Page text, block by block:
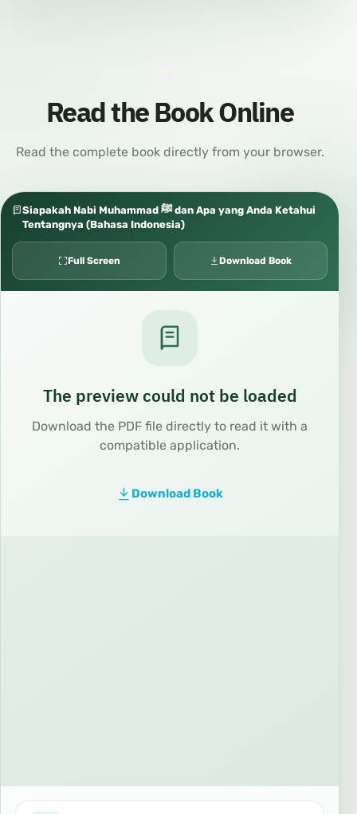
Read the Book Online
Read the complete book directly from your browser.
Siapakah Nabi Muhammad ﷺ dan Apa yang Anda Ketahui
Tentangnya (Bahasa Indonesia)
Full Screen Download Book
The preview could not be loaded
Download the PDF file directly to read it with a
compatible application.
Download Book